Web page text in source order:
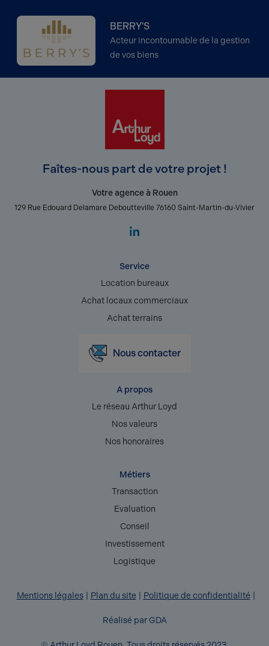
BERRY'S
Acteur incontournable de la gestion
de vos biens
Faîtes-nous part de votre projet !
Votre agence à Rouen
129 Rue Edouard Delamare Deboutteville 76160 Saint-Martin-du-Vivier
Service
Location bureaux
Achat locaux commerciaux
Achat terrains
Nous contacter
A propos
Le réseau Arthur Loyd
Nos valeurs
Nos honoraires
Métiers
Transaction
Evaluation
Conseil
Investissement
Logistique
Mentions légales Plan du site Politique de confidentialité
Réalisé par GDA